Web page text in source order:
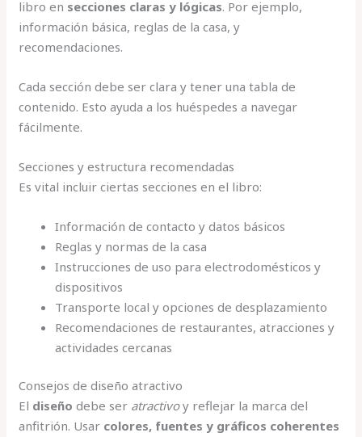
libro en secciones claras y lógicas. Por ejemplo,
información básica, reglas de la casa, y
recomendaciones.
Cada sección debe ser clara y tener una tabla de
contenido. Esto ayuda a los huéspedes a navegar
fácilmente.
Secciones y estructura recomendadas
Es vital incluir ciertas secciones en el libro:
Información de contacto y datos básicos
Reglas y normas de la casa
Instrucciones de uso para electrodomésticos y
dispositivos
Transporte local y opciones de desplazamiento
Recomendaciones de restaurantes, atracciones y
actividades cercanas
Consejos de diseño atractivo
El diseño debe ser atractivoy reflejar la marca del
anfitrión. Usar colores, fuentes y gráficos coherentes